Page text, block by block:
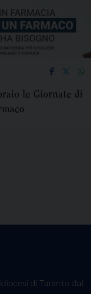
le Giornate di
di Taranto dal